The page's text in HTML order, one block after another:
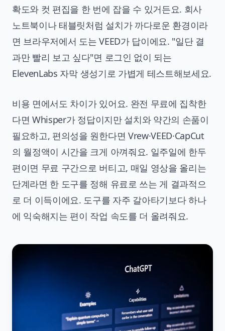
확도와 컷 편집을 한 번에 잡을 수 있거든요. 회사
노트북이나 태블릿처럼 설치가 까다로운 환경이라
면 브라우저에서 도는 VEED가 답이에요. "일단 결
과만 빨리 보고 싶다"면 로그인 없이 되는
ElevenLabs 자막 생성기로 가볍게 테스트해보세요.
비용 면에서도 차이가 있어요. 완전 무료에 집착한
다면 Whisper가 정답이지만 설치와 약간의 손품이
필요하고, 편의성을 원한다면 Vrew·VEED·CapCut
의 월정액이 시간을 크게 아껴줘요. 일주일에 한두
편이면 무료 구간으로 버티고, 매일 영상을 올리는
단계라면 한 도구를 정해 유료로 쓰는 게 결과적으
로 더 이득이에요. 도구를 자주 갈아타기보다 하나
에 익숙해지는 편이 작업 속도를 더 올려줘요.